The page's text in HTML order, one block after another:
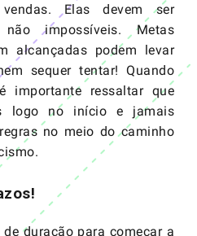
Elas devem ser
impossíveis. Metas
alcançadas podem levar
sequer tentar! Quando
importante ressaltar que
logo no início e jamais
no meio do caminho
duração para começar a